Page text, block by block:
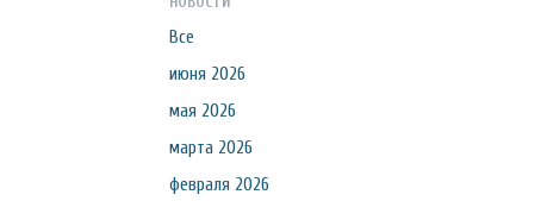
Все
июня 2026
мая 2026
марта 2026
февраля 2026